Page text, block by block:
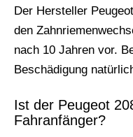
Der Hersteller
den
nach 10 Jahren vor.
Beschädigung
Ist der Peugeot
Fahranfänger?